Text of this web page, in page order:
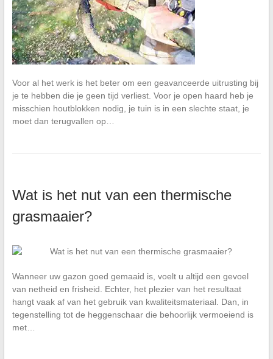
Voor al het werk is het beter om een geavanceerde uitrusting bij
je te hebben die je geen tijd verliest. Voor je open haard heb je
misschien houtblokken nodig, je tuin is in een slechte staat, je
moet dan terugvallen op…
Wat is het nut van een thermische
grasmaaier?
Wanneer uw gazon goed gemaaid is, voelt u altijd een gevoel
van netheid en frisheid. Echter, het plezier van het resultaat
hangt vaak af van het gebruik van kwaliteitsmateriaal. Dan, in
tegenstelling tot de heggenschaar die behoorlijk vermoeiend is
met…